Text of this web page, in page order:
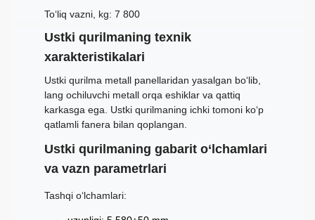
To‘liq vazni, kg: 7 800
Ustki qurilmaning texnik
xarakteristikalari
Ustki qurilma metall panellaridan yasalgan bo‘lib,
lang ochiluvchi metall orqa eshiklar va qattiq
karkasga ega. Ustki qurilmaning ichki tomoni ko‘p
qatlamli fanera bilan qoplangan.
Ustki qurilmaning gabarit o‘lchamlari
va vazn parametrlari
Tashqi o‘lchamlari: